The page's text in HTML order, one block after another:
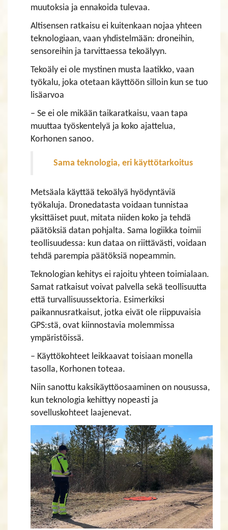
muutoksia ja ennakoida tulevaa.
Altisensen ratkaisu ei kuitenkaan nojaa yhteen
teknologiaan, vaan yhdistelmään: droneihin,
sensoreihin ja tarvittaessa tekoälyyn.
Tekoäly ei ole mystinen musta laatikko, vaan
työkalu, joka otetaan käyttöön silloin kun se tuo
lisäarvoa
– Se ei ole mikään taikaratkaisu, vaan tapa
muuttaa työskentelyä ja koko ajattelua,
Korhonen sanoo.
Sama teknologia, eri käyttötarkoitus
Metsäala käyttää tekoälyä hyödyntäviä
työkaluja. Dronedatasta voidaan tunnistaa
yksittäiset puut, mitata niiden koko ja tehdä
päätöksiä datan pohjalta. Sama logiikka toimii
teollisuudessa: kun dataa on riittävästi, voidaan
tehdä parempia päätöksiä nopeammin.
Teknologian kehitys ei rajoitu yhteen toimialaan.
Samat ratkaisut voivat palvella sekä teollisuutta
että turvallisuussektoria. Esimerkiksi
paikannusratkaisut, jotka eivät ole riippuvaisia
GPS:stä, ovat kiinnostavia molemmissa
ympäristöissä.
– Käyttökohteet leikkaavat toisiaan monella
tasolla, Korhonen toteaa.
Niin sanottu kaksikäyttöosaaminen on nousussa,
kun teknologia kehittyy nopeasti ja
sovelluskohteet laajenevat.